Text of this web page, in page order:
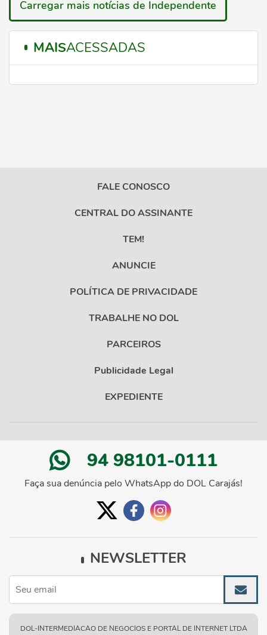
Carregar mais notícias de Independente
MAISACESSADAS
FALE CONOSCO
CENTRAL DO ASSINANTE
TEM!
ANUNCIE
POLÍTICA DE PRIVACIDADE
TRABALHE NO DOL
PARCEIROS
Publicidade Legal
EXPEDIENTE
94 98101-0111
Faça sua denúncia pelo WhatsApp do DOL Carajás!
NEWSLETTER
DOL-INTERMEDIACAO DE NEGOCIOS E PORTAL DE INTERNET LTDA